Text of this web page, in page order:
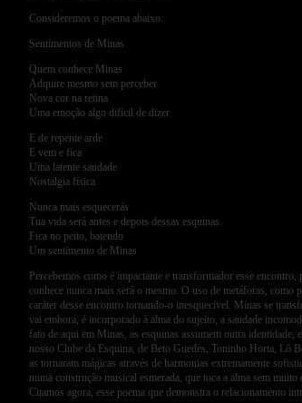
Consideremos o poema abaixo:
Sentimentos de Minas
Quem conhece Minas
Adquire mesmo sem perceber
Nova cor na retina
Uma emoção algo difícil de dizer
E de repente arde
E vem e fica
Uma latente saudade
Nostalgia física
Nunca mais esquecerás
Tua vida será antes e depois dessas esquinas
Fica no peito, batendo
Um sentimento de Minas
Percebemos como é impactante e transformador esse
conhece nunca mais será o mesmo. O uso de metáforas, como
caráter desse encontro tornando-o inesquecível. Minas se
vai embora, é incorporado à alma do sujeito, a saudade
fato de aqui em Minas, as esquinas assumem outra
nosso Clube da Esquina, de Beto Guedes, Toninho Horta, Lô
as tornaram mágicas através de harmonias extremamente
numa construção musical esmerada, que toca a alma sem muito
Citamos agora, esse poema que demonstra o relacionamento